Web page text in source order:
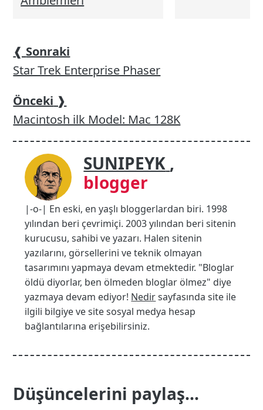
❰ Sonraki
Star Trek Enterprise Phaser
Önceki ❱
Macintosh ilk Model: Mac 128K
SUNIPEYK ,
blogger
|-o-| En eski, en yaşlı bloggerlardan biri. 1998
yılından beri çevrimiçi. 2003 yılından beri sitenin
kurucusu, sahibi ve yazarı. Halen sitenin
yazılarını, görsellerini ve teknik olmayan
tasarımını yapmaya devam etmektedir. "Bloglar
öldü diyorlar, ben ölmeden bloglar ölmez" diye
yazmaya devam ediyor! Nedirsayfasında site ile
ilgili bilgiye ve site sosyal medya hesap
bağlantılarına erişebilirsiniz.
Düşüncelerini paylaş...